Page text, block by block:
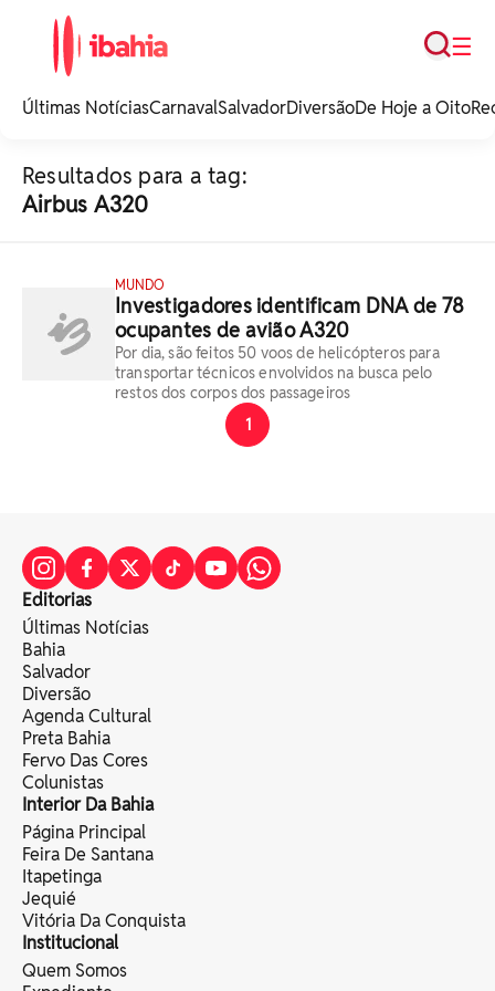
noticias e
☰
Busca
Últimas NotíciasCarnavalSalvadorDiversãoDe Hoje a Oito
Resultados para a tag:
Airbus A320
MUNDO
Investigadores identificam DNA de 78
ocupantes de avião A320
Por dia, são feitos 50 voos de helicópteros para
transportar técnicos envolvidos na busca pelo
restos dos corpos dos passageiros
1
Editorias
Últimas Notícias
Bahia
Salvador
Diversão
Agenda Cultural
Preta Bahia
Fervo Das Cores
Colunistas
Interior Da Bahia
Página Principal
Feira De Santana
Itapetinga
Jequié
Vitória Da Conquista
Institucional
Quem Somos